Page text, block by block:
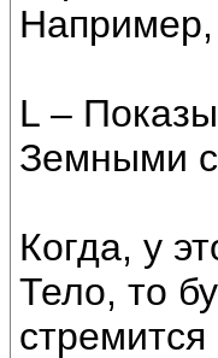
Например,
L –
Земными
Когда, у
Тело, то